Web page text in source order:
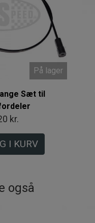
På lager
Sæt til
kr.
I KURV
også